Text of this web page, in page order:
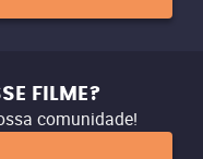
FILME?
comunidade!